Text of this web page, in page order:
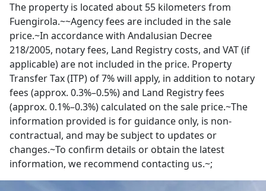
The property is located about 55 kilometers from
Fuengirola.~~Agency fees are included in the sale
price.~In accordance with Andalusian Decree
218/2005, notary fees, Land Registry costs, and VAT (if
applicable) are not included in the price. Property
Transfer Tax (ITP) of 7% will apply, in addition to notary
fees (approx. 0.3%–0.5%) and Land Registry fees
(approx. 0.1%–0.3%) calculated on the sale price.~The
information provided is for guidance only, is non-
contractual, and may be subject to updates or
changes.~To confirm details or obtain the latest
information, we recommend contacting us.~;